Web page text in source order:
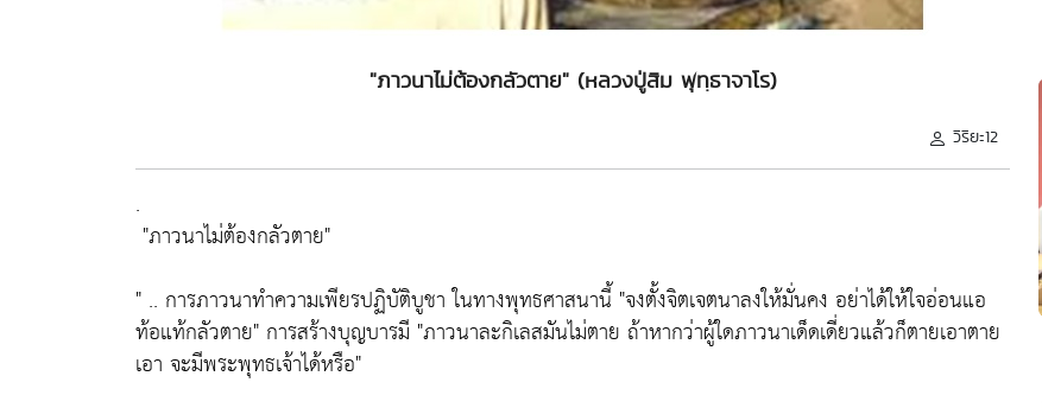
"ภาวนาไม่ต้องกลัวตาย" (หลวงปู่สิม พุทฺธาจาโร)
วิริยะ12
.
"ภาวนาไม่ต้องกลัวตาย"
" .. การภาวนาทำความเพียรปฏิบัติบูชา ในทางพุทธศาสนานี้ "จงตั้งจิตเจตนาลงให้มั่นคง อย่าได้ให้ใจอ่อนแอ
ท้อแท้กลัวตาย" การสร้างบุญบารมี "ภาวนาละกิเลสมันไม่ตาย ถ้าหากว่าผู้ใดภาวนาเด็ดเดี่ยวแล้วก็ตายเอาตาย
เอา จะมีพระพุทธเจ้าได้หรือ"